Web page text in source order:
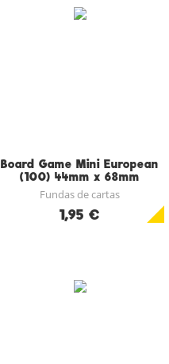
Board Game Mini European
(100) 44mm x 68mm
Fundas de cartas
1,95 €